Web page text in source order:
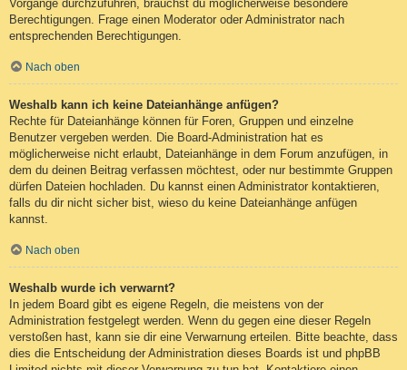
Vorgänge durchzuführen, brauchst du möglicherweise besondere
Berechtigungen. Frage einen Moderator oder Administrator nach
entsprechenden Berechtigungen.
Nach oben
Weshalb kann ich keine Dateianhänge anfügen?
Rechte für Dateianhänge können für Foren, Gruppen und einzelne
Benutzer vergeben werden. Die Board-Administration hat es
möglicherweise nicht erlaubt, Dateianhänge in dem Forum anzufügen, in
dem du deinen Beitrag verfassen möchtest, oder nur bestimmte Gruppen
dürfen Dateien hochladen. Du kannst einen Administrator kontaktieren,
falls du dir nicht sicher bist, wieso du keine Dateianhänge anfügen
kannst.
Nach oben
Weshalb wurde ich verwarnt?
In jedem Board gibt es eigene Regeln, die meistens von der
Administration festgelegt werden. Wenn du gegen eine dieser Regeln
verstoßen hast, kann sie dir eine Verwarnung erteilen. Bitte beachte, dass
dies die Entscheidung der Administration dieses Boards ist und phpBB